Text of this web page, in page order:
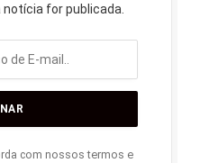
for publicada.
com nossos termos e